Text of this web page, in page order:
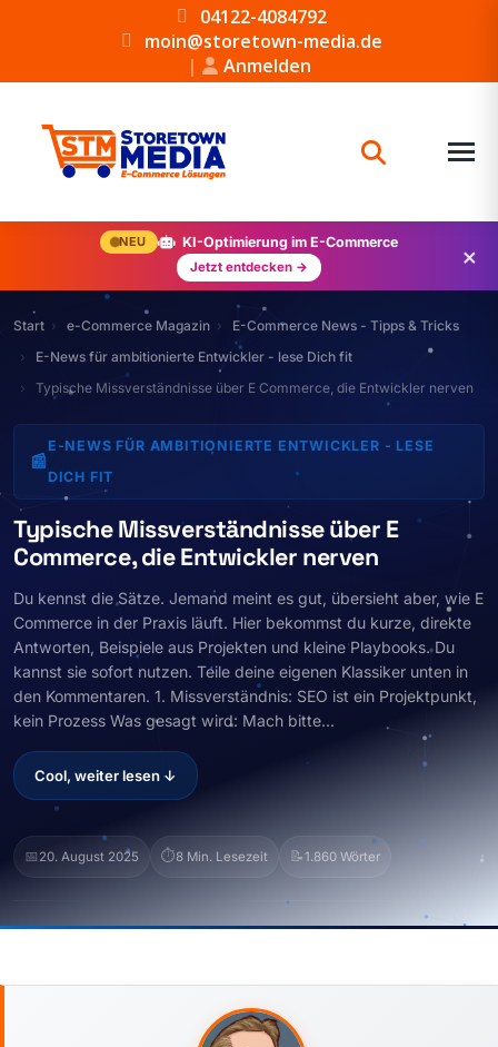
04122-4084792
moin@storetown-media.de
|
Anmelden
NEU KI-Optimierung im E-Commerce
Jetzt entdecken → ×
Start e-Commerce Magazin
E-Commerce News - Tipps & Tricks
E-News für ambitionierte Entwickler - lese Dich fit
Typische Missverständnisse über E Commerce, die Entwickler nerven
📰
E-NEWS FÜR AMBITIONIERTE ENTWICKLER - LESE
DICH FIT
Typische Missverständnisse über E
Commerce, die Entwickler nerven
Du kennst die Sätze. Jemand meint es gut, übersieht aber, wie E
Commerce in der Praxis läuft. Hier bekommst du kurze, direkte
Antworten, Beispiele aus Projekten und kleine Playbooks. Du
kannst sie sofort nutzen. Teile deine eigenen Klassiker unten in
den Kommentaren. 1. Missverständnis: SEO ist ein Projektpunkt,
kein Prozess Was gesagt wird: Mach bitte...
Cool, weiter lesen ↓
📅20. August 2025 ⏱️8 Min. Lesezeit 📝1.860 Wörter